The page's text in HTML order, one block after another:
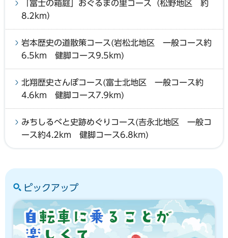
「富士の箱庭」おぐるまの里コース（松野地区 約
8.2km）
岩本歴史の道散策コース(岩松北地区 一般コース約
6.5km 健脚コース9.5km)
北翔歴史さんぽコース(富士北地区 一般コース約
4.6km 健脚コース7.9km)
みちしるべと史跡めぐりコース(吉永北地区 一般コ
ース約4.2km 健脚コース6.8km)
ピックアップ